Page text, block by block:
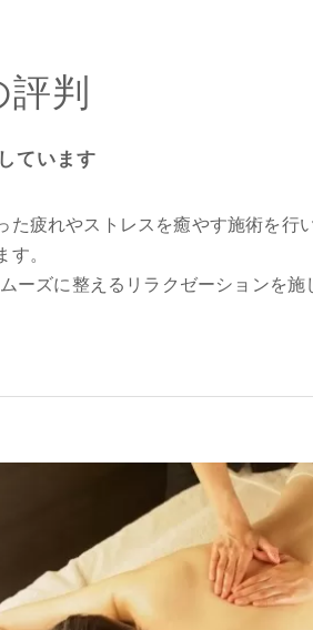
ています
判
疲れやストレスを癒やす施術を行
。
ーズに整えるリラクゼーションを